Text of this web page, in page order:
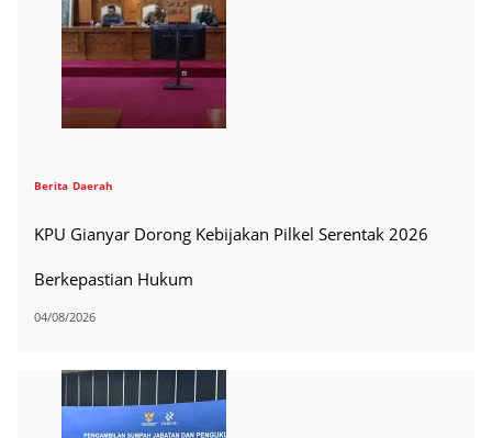
Berita Daerah
KPU Gianyar Dorong Kebijakan Pilkel Serentak 2026
Berkepastian Hukum
04/08/2026